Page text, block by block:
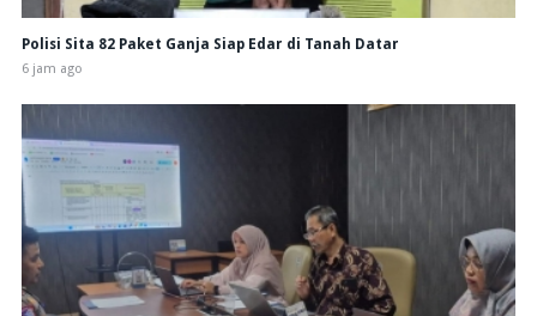
Polisi Sita 82 Paket Ganja Siap Edar di Tanah Datar
6 jam ago